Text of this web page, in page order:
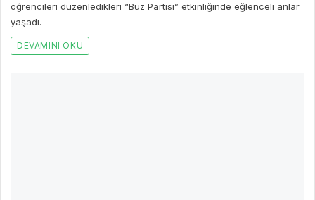
öğrencileri düzenledikleri “Buz Partisi” etkinliğinde eğlenceli anlar
yaşadı.
DEVAMINI OKU